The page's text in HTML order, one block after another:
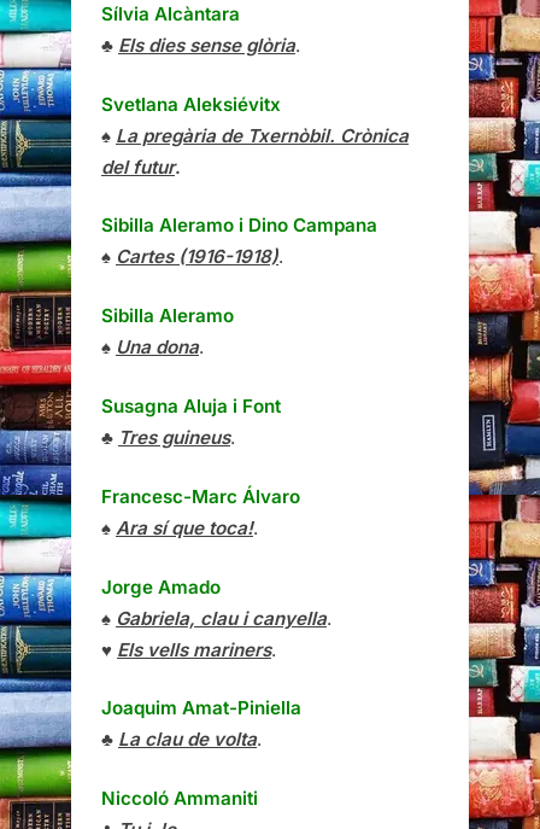
Sílvia Alcàntara
♣ Els dies sense glòria.
Svetlana Aleksiévitx
♠ La pregària de Txernòbil. Crònica
del futur.
Sibilla Aleramo i Dino Campana
♠ Cartes (1916-1918).
Sibilla Aleramo
♠ Una dona.
Susagna Aluja i Font
♣ Tres guineus.
Francesc-Marc Álvaro
♠ Ara sí que toca!.
Jorge Amado
♠ Gabriela, clau i canyella.
♥ Els vells mariners.
Joaquim Amat-Piniella
♣ La clau de volta.
Niccoló Ammaniti